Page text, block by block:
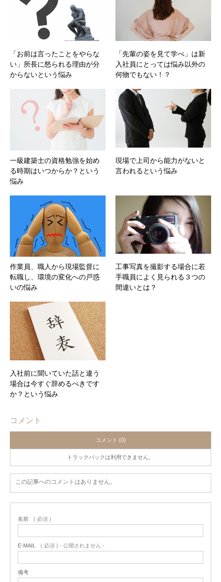
「お前は言ったことをやらな
い」所長に怒られる理由が分
からないという悩み
「先輩の姿を見て学べ」は新
入社員にとっては悩み以外の
何物でもない！？
一級建築士の資格勉強を始め
る時期はいつからか？という
悩み
現場で上司から能力がないと
言われるという悩み
作業員、職人から現場監督に
転職し、環境の変化への戸惑
いの悩み
工事写真を撮影する場合に若
手職員によく見られる３つの
間違いとは？
入社前に聞いていた話と違う
場合は今すぐ辞めるべきです
か？という悩み
コメント
コメント (0)
トラックバックは利用できません。
この記事へのコメントはありません。
名前 ( 必須 )
E-MAIL ( 必須 ) - 公開されません -
備考